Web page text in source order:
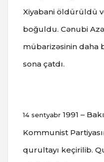
Xiyabani öldürüldü
boğuldu. Cənubi
mübarizəsinin daha
sona çatdı.
14 sentyabr 1991 –
Kommunist
qurultayı keçirilib.